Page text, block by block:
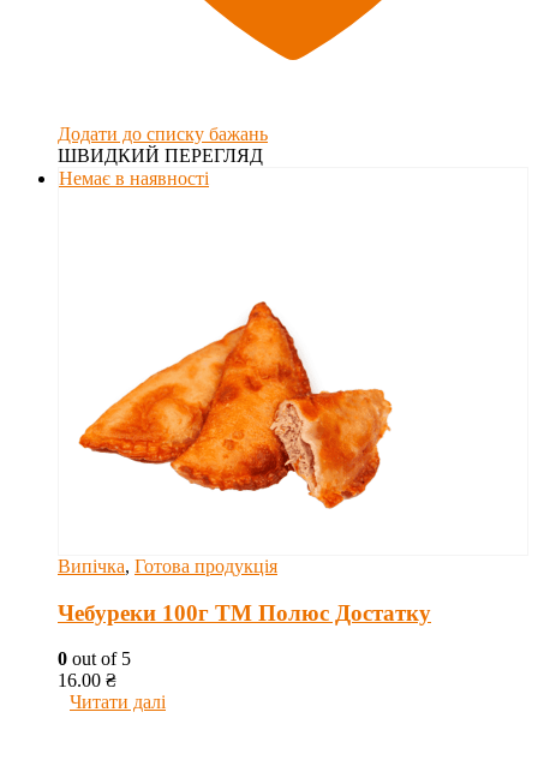
Додати до списку бажань
ШВИДКИЙ ПЕРЕГЛЯД
Немає в наявності
Випічка, Готова продукція
Чебуреки 100г ТМ Полюс Достатку
0 out of 5
16.00 ₴
Читати далі